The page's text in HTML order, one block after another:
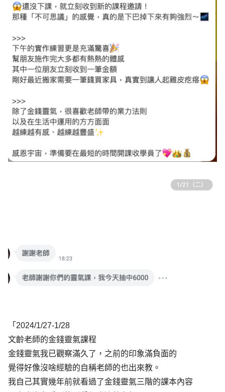
「2024/1/27-1/28
文齡老師的金錢靈氣課程
金錢靈氣我已觀察滿久了，之前的印象滿負面的
覺得好像沒啥經驗的自稱老師的也出來教。
我自己其實幾年前就看過了金錢靈氣三階的課本內容